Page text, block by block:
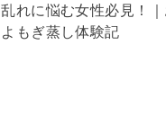
乱れに悩む女性必見！
よもぎ蒸し体験記